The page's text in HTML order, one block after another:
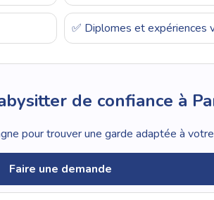
✅ Diplomes et expériences
de confiance à
pour trouver une garde adaptée à
Faire une demande